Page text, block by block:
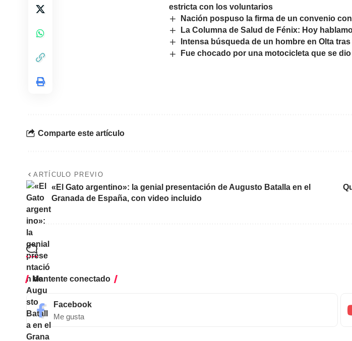
estricta con los voluntarios
Nación pospuso la firma de un convenio
La Columna de Salud de Fénix: Hoy
Intensa búsqueda de un hombre en Olta
Fue chocado por una motocicleta que se
Comparte este artículo
ARTÍCULO PREVIO
«El Gato argentino»: la genial presentación de Augusto Batalla en el
Granada de España, con video incluido
Mantente conectado
Facebook
Me gusta